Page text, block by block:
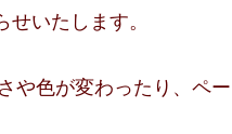
いたします。
や色が変わったり、ペー